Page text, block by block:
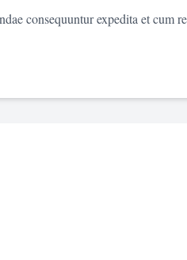
consequuntur expedita et cum